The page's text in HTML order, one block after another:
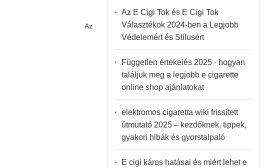
Az
Az E Cigi Tok és E Cigi Tok
Választékok 2024-ben a Legjobb
Védelemért és Stílusért
Független értékelés 2025 - hogyan
találjuk meg a legjobb e cigarette
online shop ajánlatokat
elektromos cigaretta wiki frissített
útmutató 2025 – kezdőknek, tippek,
gyakori hibák és gyorstalpaló
E cigi káros hatásai és miért lehet e